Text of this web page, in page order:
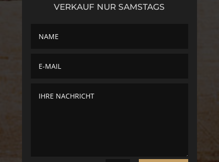
VERKAUF NUR SAMSTAGS